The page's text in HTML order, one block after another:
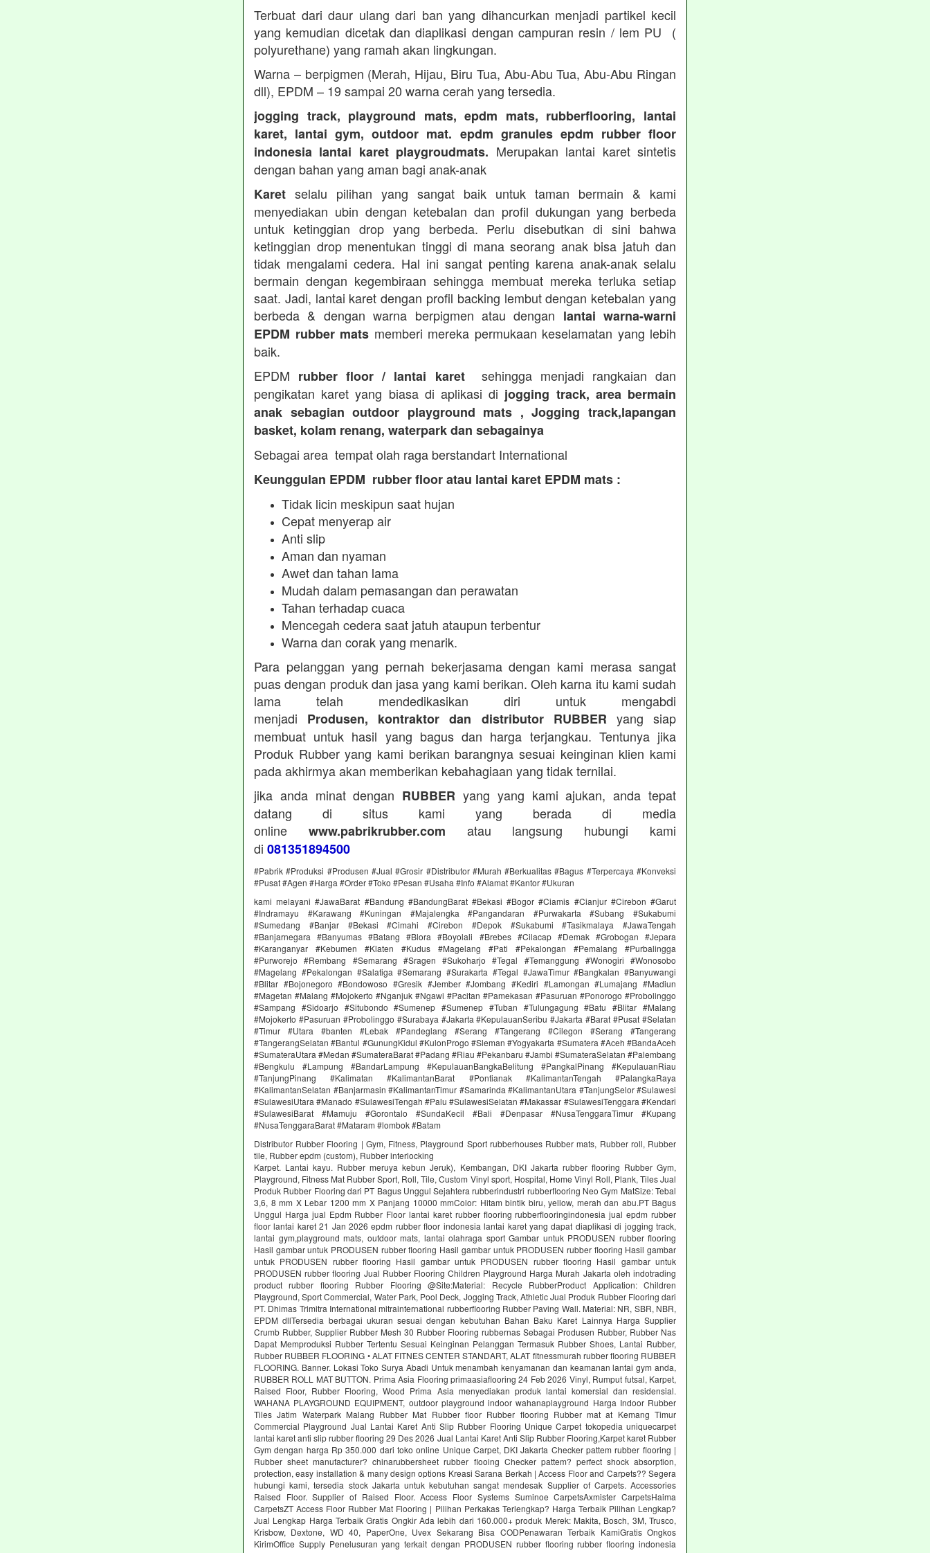
Terbuat dari daur ulang dari ban yang dihancurkan menjadi partikel kecil
yang kemudian dicetak dan diaplikasi dengan campuran resin / lem PU (
polyurethane) yang ramah akan lingkungan.
Warna – berpigmen (Merah, Hijau, Biru Tua, Abu-Abu Tua, Abu-Abu Ringan
dll), EPDM – 19 sampai 20 warna cerah yang tersedia.
jogging track, playground mats, epdm mats, rubberflooring, lantai
karet, lantai gym, outdoor mat. epdm granules epdm rubber floor
indonesia lantai karet playgroudmats. Merupakan lantai karet sintetis
dengan bahan yang aman bagi anak-anak
Karet selalu pilihan yang sangat baik untuk taman bermain & kami
menyediakan ubin dengan ketebalan dan profil dukungan yang berbeda
untuk ketinggian drop yang berbeda. Perlu disebutkan di sini bahwa
ketinggian drop menentukan tinggi di mana seorang anak bisa jatuh dan
tidak mengalami cedera. Hal ini sangat penting karena anak-anak selalu
bermain dengan kegembiraan sehingga membuat mereka terluka setiap
saat. Jadi, lantai karet dengan profil backing lembut dengan ketebalan yang
berbeda & dengan warna berpigmen atau dengan lantai warna-warni
EPDM rubber mats memberi mereka permukaan keselamatan yang lebih
baik.
EPDM rubber floor / lantai karetsehingga menjadi rangkaian dan
pengikatan karet yang biasa di aplikasi di jogging track, area bermain
anak sebagian outdoor playground mats , Jogging track,lapangan
basket, kolam renang, waterpark dan sebagainya
Sebagai area tempat olah raga berstandart International
Keunggulan EPDM rubber floor atau lantai karet EPDM mats :
Tidak licin meskipun saat hujan
Cepat menyerap air
Anti slip
Aman dan nyaman
Awet dan tahan lama
Mudah dalam pemasangan dan perawatan
Tahan terhadap cuaca
Mencegah cedera saat jatuh ataupun terbentur
Warna dan corak yang menarik.
Para pelanggan yang pernah bekerjasama dengan kami merasa sangat
puas dengan produk dan jasa yang kami berikan. Oleh karna itu kami sudah
lama telah mendedikasikan diri untuk mengabdi
menjadi Produsen, kontraktor dan distributor RUBBER yang siap
membuat untuk hasil yang bagus dan harga terjangkau. Tentunya jika
Produk Rubber yang kami berikan barangnya sesuai keinginan klien kami
pada akhirmya akan memberikan kebahagiaan yang tidak ternilai.
jika anda minat dengan RUBBER yang yang kami ajukan, anda tepat
datang di situs kami yang berada di media
online www.pabrikrubber.com atau langsung hubungi kami
di 081351894500
#Pabrik #Produksi #Produsen #Jual #Grosir #Distributor #Murah #Berkualitas #Bagus #Terpercaya #Konveksi
#Pusat #Agen #Harga #Order #Toko #Pesan #Usaha #Info #Alamat #Kantor #Ukuran
kami melayani #JawaBarat #Bandung #BandungBarat #Bekasi #Bogor #Ciamis #Cianjur #Cirebon #Garut
#Indramayu #Karawang #Kuningan #Majalengka #Pangandaran #Purwakarta #Subang #Sukabumi
#Sumedang #Banjar #Bekasi #Cimahi #Cirebon #Depok #Sukabumi #Tasikmalaya #JawaTengah
#Banjarnegara #Banyumas #Batang #Blora #Boyolali #Brebes #Cilacap #Demak #Grobogan #Jepara
#Karanganyar #Kebumen #Klaten #Kudus #Magelang #Pati #Pekalongan #Pemalang #Purbalingga
#Purworejo #Rembang #Semarang #Sragen #Sukoharjo #Tegal #Temanggung #Wonogiri #Wonosobo
#Magelang #Pekalongan #Salatiga #Semarang #Surakarta #Tegal #JawaTimur #Bangkalan #Banyuwangi
#Blitar #Bojonegoro #Bondowoso #Gresik #Jember #Jombang #Kediri #Lamongan #Lumajang #Madiun
#Magetan #Malang #Mojokerto #Nganjuk #Ngawi #Pacitan #Pamekasan #Pasuruan #Ponorogo #Probolinggo
#Sampang #Sidoarjo #Situbondo #Sumenep #Sumenep #Tuban #Tulungagung #Batu #Blitar #Malang
#Mojokerto #Pasuruan #Probolinggo #Surabaya #Jakarta #KepulauanSeribu #Jakarta #Barat #Pusat #Selatan
#Timur #Utara #banten #Lebak #Pandeglang #Serang #Tangerang #Cilegon #Serang #Tangerang
#TangerangSelatan #Bantul #GunungKidul #KulonProgo #Sleman #Yogyakarta #Sumatera #Aceh #BandaAceh
#SumateraUtara #Medan #SumateraBarat #Padang #Riau #Pekanbaru #Jambi #SumateraSelatan #Palembang
#Bengkulu #Lampung #BandarLampung #KepulauanBangkaBelitung #PangkalPinang #KepulauanRiau
#TanjungPinang #Kalimatan #KalimantanBarat #Pontianak #KalimantanTengah #PalangkaRaya
#KalimantanSelatan #Banjarmasin #KalimantanTimur #Samarinda #KalimantanUtara #TanjungSelor #Sulawesi
#SulawesiUtara #Manado #SulawesiTengah #Palu #SulawesiSelatan #Makassar #SulawesiTenggara #Kendari
#SulawesiBarat #Mamuju #Gorontalo #SundaKecil #Bali #Denpasar #NusaTenggaraTimur #Kupang
#NusaTenggaraBarat #Mataram #lombok #Batam
Distributor Rubber Flooring | Gym, Fitness, Playground Sport rubberhouses Rubber mats, Rubber roll, Rubber
tile, Rubber epdm (custom), Rubber interlocking
Karpet. Lantai kayu. Rubber meruya kebun Jeruk), Kembangan, DKI Jakarta rubber flooring Rubber Gym,
Playground, Fitness Mat Rubber Sport, Roll, Tile, Custom Vinyl sport, Hospital, Home Vinyl Roll, Plank, Tiles Jual
Produk Rubber Flooring dari PT Bagus Unggul Sejahtera rubberindustri rubberflooring Neo Gym MatSize: Tebal
3,6, 8 mm X Lebar 1200 mm X Panjang 10000 mmColor: Hitam bintik biru, yellow, merah dan abu.PT Bagus
Unggul Harga jual Epdm Rubber Floor lantai karet rubber flooring rubberflooringindonesia jual epdm rubber
floor lantai karet 21 Jan 2026 epdm rubber floor indonesia lantai karet yang dapat diaplikasi di jogging track,
lantai gym,playground mats, outdoor mats, lantai olahraga sport Gambar untuk PRODUSEN rubber flooring
Hasil gambar untuk PRODUSEN rubber flooring Hasil gambar untuk PRODUSEN rubber flooring Hasil gambar
untuk PRODUSEN rubber flooring Hasil gambar untuk PRODUSEN rubber flooring Hasil gambar untuk
PRODUSEN rubber flooring Jual Rubber Flooring Children Playground Harga Murah Jakarta oleh indotrading
product rubber flooring Rubber Flooring @Site:Material: Recycle RubberProduct Application: Children
Playground, Sport Commercial, Water Park, Pool Deck, Jogging Track, Athletic Jual Produk Rubber Flooring dari
PT. Dhimas Trimitra International mitrainternational rubberflooring Rubber Paving Wall. Material: NR, SBR, NBR,
EPDM dllTersedia berbagai ukuran sesuai dengan kebutuhan Bahan Baku Karet Lainnya Harga Supplier
Crumb Rubber, Supplier Rubber Mesh 30 Rubber Flooring rubbernas Sebagai Produsen Rubber, Rubber Nas
Dapat Memproduksi Rubber Tertentu Sesuai Keinginan Pelanggan Termasuk Rubber Shoes, Lantai Rubber,
Rubber RUBBER FLOORING • ALAT FITNES CENTER STANDART, ALAT fitnessmurah rubber flooring RUBBER
FLOORING. Banner. Lokasi Toko Surya Abadi Untuk menambah kenyamanan dan keamanan lantai gym anda,
RUBBER ROLL MAT BUTTON. Prima Asia Flooring primaasiaflooring 24 Feb 2026 Vinyl, Rumput futsal, Karpet,
Raised Floor, Rubber Flooring, Wood Prima Asia menyediakan produk lantai komersial dan residensial.
WAHANA PLAYGROUND EQUIPMENT, outdoor playground indoor wahanaplayground Harga Indoor Rubber
Tiles Jatim Waterpark Malang Rubber Mat Rubber floor Rubber flooring Rubber mat at Kemang Timur
Commercial Playground Jual Lantai Karet Anti Slip Rubber Flooring Unique Carpet tokopedia uniquecarpet
lantai karet anti slip rubber flooring 29 Des 2026 Jual Lantai Karet Anti Slip Rubber Flooring,Karpet karet Rubber
Gym dengan harga Rp 350.000 dari toko online Unique Carpet, DKI Jakarta Checker pattem rubber flooring |
Rubber sheet manufacturer? chinarubbersheet rubber flooing Checker pattem? perfect shock absorption,
protection, easy installation & many design options Kreasi Sarana Berkah | Access Floor and Carpets?? Segera
hubungi kami, tersedia stock Jakarta untuk kebutuhan sangat mendesak Supplier of Carpets. Accessories
Raised Floor. Supplier of Raised Floor. Access Floor Systems Suminoe CarpetsAxmister CarpetsHaima
CarpetsZT Access Floor Rubber Mat Flooring | Pilihan Perkakas Terlengkap? Harga Terbaik Pilihan Lengkap?
Jual Lengkap Harga Terbaik Gratis Ongkir Ada lebih dari 160.000+ produk Merek: Makita, Bosch, 3M, Trusco,
Krisbow, Dextone, WD 40, PaperOne, Uvex Sekarang Bisa CODPenawaran Terbaik KamiGratis Ongkos
KirimOffice Supply Penelusuran yang terkait dengan PRODUSEN rubber flooring rubber flooring indonesia